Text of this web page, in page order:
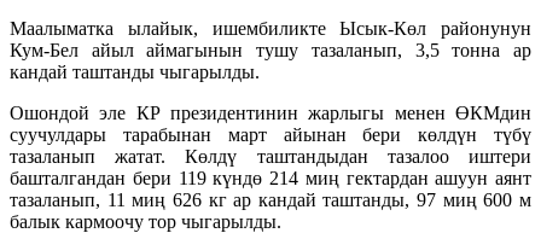
Маалыматка ылайык, ишембиликте Ысык-Көл районунун
Кум-Бел айыл аймагынын тушу тазаланып, 3,5 тонна ар
кандай таштанды чыгарылды.
Ошондой эле КР президентинин жарлыгы менен ӨКМдин
суучулдары тарабынан март айынан бери көлдүн түбү
тазаланып жатат. Көлдү таштандыдан тазалоо иштери
башталгандан бери 119 күндө 214 миң гектардан ашуун аянт
тазаланып, 11 миң 626 кг ар кандай таштанды, 97 миң 600 м
балык кармоочу тор чыгарылды.